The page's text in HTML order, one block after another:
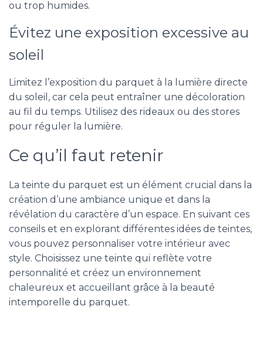
ou trop humides.
Évitez une exposition excessive au
soleil
Limitez l’exposition du parquet à la lumière directe
du soleil, car cela peut entraîner une décoloration
au fil du temps. Utilisez des rideaux ou des stores
pour réguler la lumière.
Ce qu’il faut retenir
La teinte du parquet est un élément crucial dans la
création d’une ambiance unique et dans la
révélation du caractère d’un espace. En suivant ces
conseils et en explorant différentes idées de teintes,
vous pouvez personnaliser votre intérieur avec
style. Choisissez une teinte qui reflète votre
personnalité et créez un environnement
chaleureux et accueillant grâce à la beauté
intemporelle du parquet.